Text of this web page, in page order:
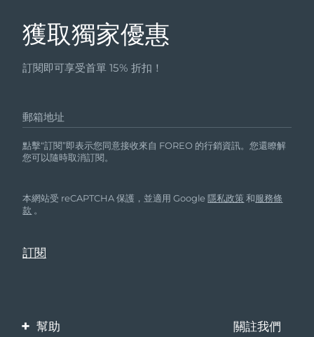
獲取獨家優惠
訂閱即可享受首單 15% 折扣！
郵箱地址
點擊“訂閱”即表示您同意接收來自 FOREO 的行銷資訊。您還瞭解
您可以隨時取消訂閱。
本網站受 reCAPTCHA 保護，並適用 Google隱私政策 和服務條
款 。
幫助 關註我們